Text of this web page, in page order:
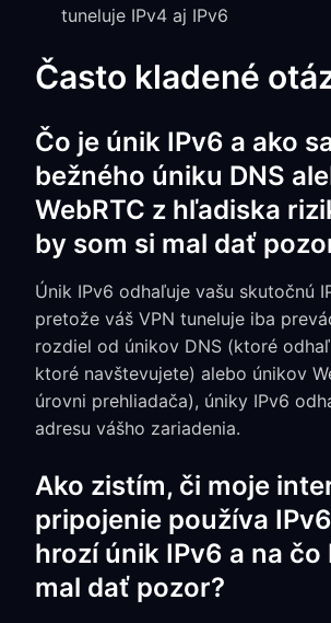
tuneluje IPv4 aj IPv6
Často kladené
Čo je únik IPv6 a ako
bežného úniku DNS
WebRTC z hľadiska
by som si mal dať
Únik IPv6 odhaľuje vašu skutočnú
pretože váš VPN tuneluje iba
rozdiel od únikov DNS (ktoré
ktoré navštevujete) alebo únikov
úrovni prehliadača), úniky IPv6
adresu vášho zariadenia.
Ako zistím, či moje
pripojenie používa
hrozí únik IPv6 a na čo
mal dať pozor?